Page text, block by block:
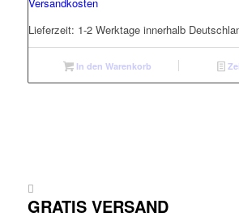
Versandkosten
Lieferzeit: 1-2 Werktage innerhalb
In den Warenkorb
GRATIS VERSAND